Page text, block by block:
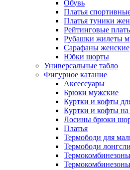
Обувь
Платья
Платья туники
Рейтинговые
Рубашки жилеты
Сарафаны женские
Юбки шорты
Универсальные табло
Фигурное катание
Аксессуары
Брюки мужские
Куртки и кофты
Куртки и кофты на
Лосины брюки
Платья
Термободи для
Термободи